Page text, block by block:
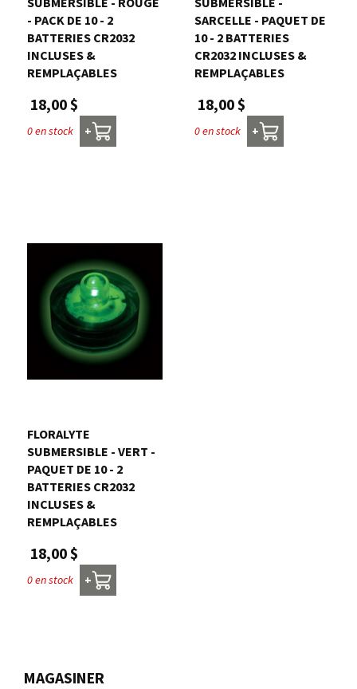
MAGASINER
- PACK DE 10 - 2
BATTERIES CR2032
INCLUSES &
REMPLAÇABLES
18,00 $
0 en stock +
SARCELLE - PAQUET DE
10 - 2 BATTERIES
CR2032 INCLUSES &
REMPLAÇABLES
18,00 $
0 en stock +
FLORALYTE 
SUBMERSIBLE - VERT -
PAQUET DE 10 - 2
BATTERIES CR2032
INCLUSES &
REMPLAÇABLES
18,00 $
0 en stock +